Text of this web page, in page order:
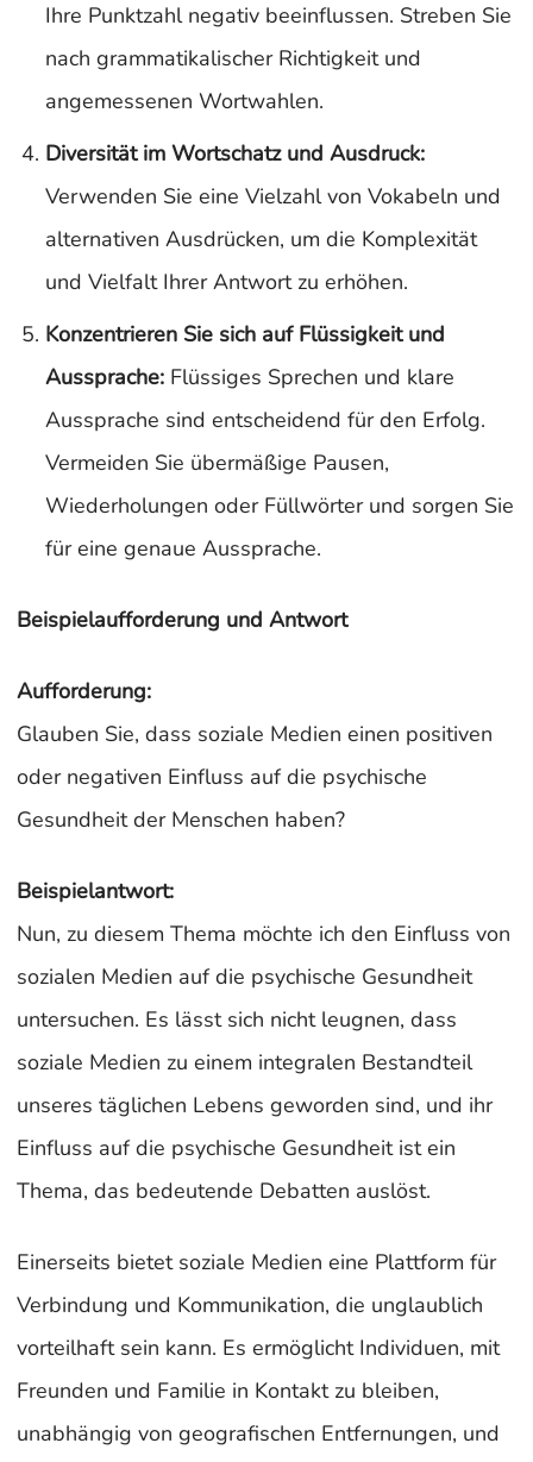
Ihre Punktzahl negativ beeinflussen. Streben Sie
nach grammatikalischer Richtigkeit und
angemessenen Wortwahlen.
Diversität im Wortschatz und Ausdruck:
Verwenden Sie eine Vielzahl von Vokabeln und
alternativen Ausdrücken, um die Komplexität
und Vielfalt Ihrer Antwort zu erhöhen.
Konzentrieren Sie sich auf Flüssigkeit und
Aussprache: Flüssiges Sprechen und klare
Aussprache sind entscheidend für den Erfolg.
Vermeiden Sie übermäßige Pausen,
Wiederholungen oder Füllwörter und sorgen Sie
für eine genaue Aussprache.
Beispielaufforderung und Antwort
Aufforderung:
Glauben Sie, dass soziale Medien einen positiven
oder negativen Einfluss auf die psychische
Gesundheit der Menschen haben?
Beispielantwort:
Nun, zu diesem Thema möchte ich den Einfluss von
sozialen Medien auf die psychische Gesundheit
untersuchen. Es lässt sich nicht leugnen, dass
soziale Medien zu einem integralen Bestandteil
unseres täglichen Lebens geworden sind, und ihr
Einfluss auf die psychische Gesundheit ist ein
Thema, das bedeutende Debatten auslöst.
Einerseits bietet soziale Medien eine Plattform für
Verbindung und Kommunikation, die unglaublich
vorteilhaft sein kann. Es ermöglicht Individuen, mit
Freunden und Familie in Kontakt zu bleiben,
unabhängig von geografischen Entfernungen, und